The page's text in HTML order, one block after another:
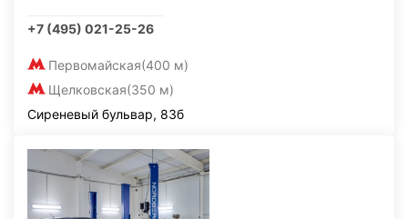
+7 (495) 021-25-26
Первомайская(400 м)
Щелковская(350 м)
Сиреневый бульвар, 83б